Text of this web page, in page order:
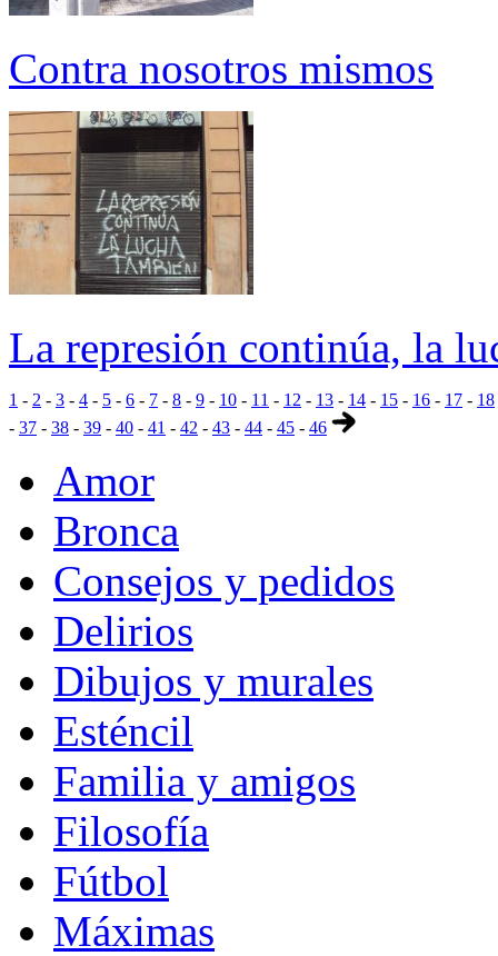
Contra nosotros mismos
La represión continúa, la
1 - 2 - 3 - 4 - 5 - 6 - 7 - 8 - 9 - 10 - 11 - 12 - 13 - 14 - 15 - 16 - 17 - 18
- 37 - 38 - 39 - 40 - 41 - 42 - 43 - 44 - 45 - 46
Amor
Bronca
Consejos y pedidos
Delirios
Dibujos y murales
Esténcil
Familia y amigos
Filosofía
Fútbol
Máximas